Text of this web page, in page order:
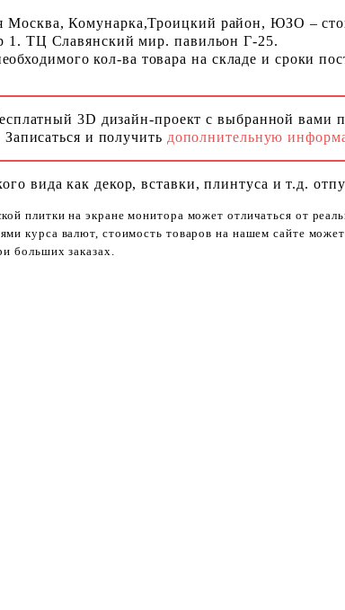
Комунарка,Троицкий район, ЮЗО –
1. ТЦ Славянский мир. павильон Г-25.
кол-ва товара на складе и сроки
3D дизайн-проект с выбранной вами
и получить дополнительную
вида как декор, вставки, плинтуса и т.д.
плитки на экране монитора может отличаться от
курса валют, стоимость товаров на нашем сайте
больших заказах.